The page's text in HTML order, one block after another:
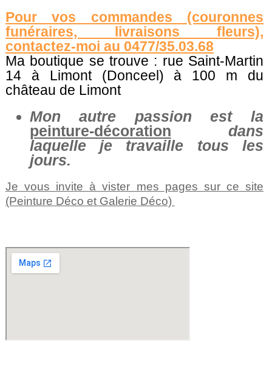
Pour vos commandes (couronnes
funéraires, livraisons fleurs),
contactez-moi au 0477/35.03.68
Ma boutique se trouve : rue Saint-Martin
14 à Limont (Donceel) à 100 m du
château de Limont
Mon autre passion est la
peinture-décoration dans
laquelle je travaille tous les
jours.
Je vous invite à vister mes pages sur ce site
(Peinture Déco et Galerie Déco)